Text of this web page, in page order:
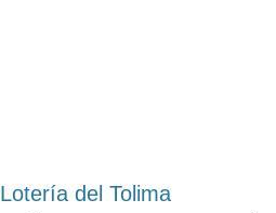
Lotería del Tolima